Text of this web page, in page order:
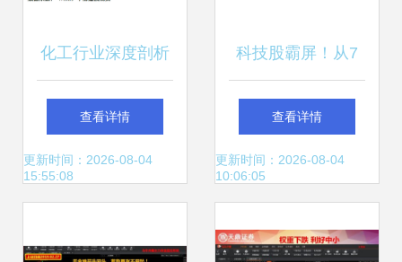
化工行业深度剖析
周期底部寻机遇，
结构性成长可期
查看详情
更新时间：2026-08-04
15:55:08
科技股霸屏！从7
连板到全面开花，
谁是下一只涨停龙
查看详情
更新时间：2026-08-04
10:06:05